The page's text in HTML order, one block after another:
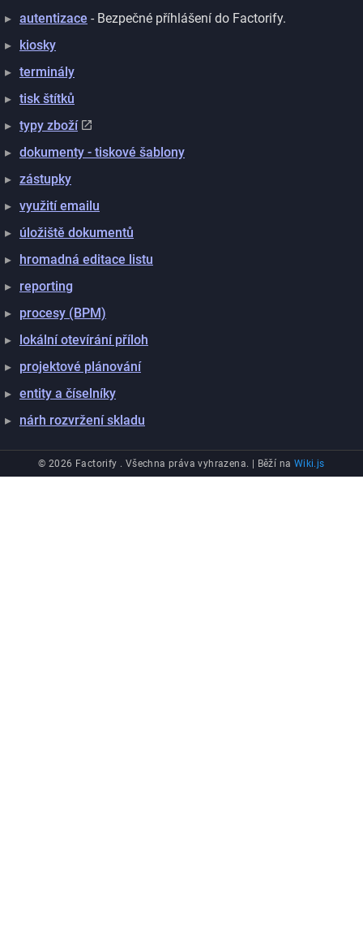
autentizace - Bezpečné příhlášení do Factorify.
kiosky
terminály
tisk štítků
typy zboží
dokumenty - tiskové šablony
zástupky
využití emailu
úložiště dokumentů
hromadná editace listu
reporting
procesy (BPM)
lokální otevírání příloh
projektové plánování
entity a číselníky
nárh rozvržení skladu
© 2026 Factorify . Všechna práva vyhrazena. | Běží na Wiki.js